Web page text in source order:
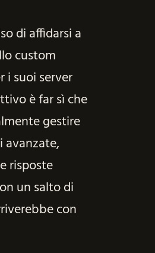
di affidarsi a
custom
i suoi server
è far sì che
gestire
avanzate,
risposte
un salto di
con